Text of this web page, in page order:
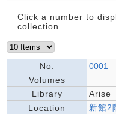
Click a number to
collection.
No.
0001
Volumes
Library
Arise
Location
新館2